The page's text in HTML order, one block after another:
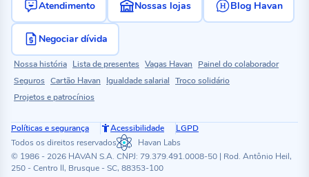
Atendimento Nossas lojas Blog Havan
Negociar dívida
Nossa história Lista de presentes Vagas Havan
Painel do colaborador
Seguros Cartão Havan Igualdade salarial Troco solidário
Projetos e patrocínios
Políticas e segurança Acessibilidade
LGPD
Todos os direitos reservados
Havan Labs
© 1986 - 2026 HAVAN S.A. CNPJ: 79.379.491.0008-50 | Rod. Antônio Heil,
250 - Centro II, Brusque - SC, 88353-100